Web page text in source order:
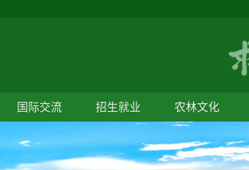
国际交流 招生就业 农林文化